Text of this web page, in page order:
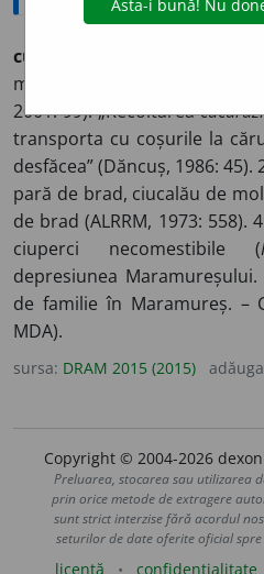
cucur
s.m. – 1.
mândră, ce ț-am spus / La
2001: 99). „Recoltarea
transporta cu coșurile la
desfăcea” (Dăncuș, 1986:
pară de brad, ciucalău de
de brad (ALRRM, 1973: 558).
ciuperci necomestibile (
depresiunea
de familie în Maramureș. –
MDA).
sursa: DRAM 2015 (2015)
Copyright © 2004-2026
Preluarea, stocarea sau utilizarea
prin orice metode de extragere
sunt strict interzise fără acordul
seturilor de date oferite oficial
licență confidențialitate